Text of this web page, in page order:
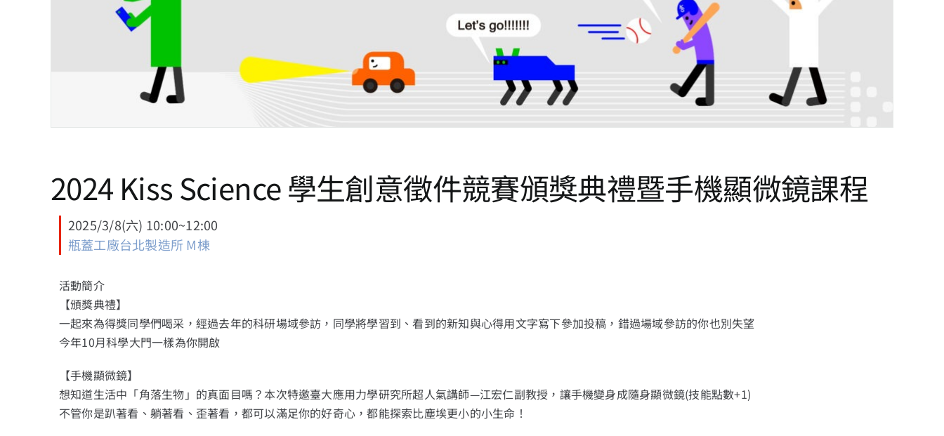
2024 Kiss Science 學生創意徵件競賽頒獎典禮暨手機顯微鏡課程
2025/3/8(六) 10:00~12:00
瓶蓋工廠台北製造所 M棟
活動簡介
【頒獎典禮】
一起來為得獎同學們喝采，經過去年的科研場域參訪，同學將學習到、看到的新知與心得用文字寫下參加投稿，錯過場域參訪的你也別失望
今年10月科學大門一樣為你開啟
【手機顯微鏡】
想知道生活中「角落生物」的真面目嗎？本次特邀臺大應用力學研究所超人氣講師—江宏仁副教授，讓手機變身成隨身顯微鏡(技能點數+1)
不管你是趴著看、躺著看、歪著看，都可以滿足你的好奇心，都能探索比塵埃更小的小生命！